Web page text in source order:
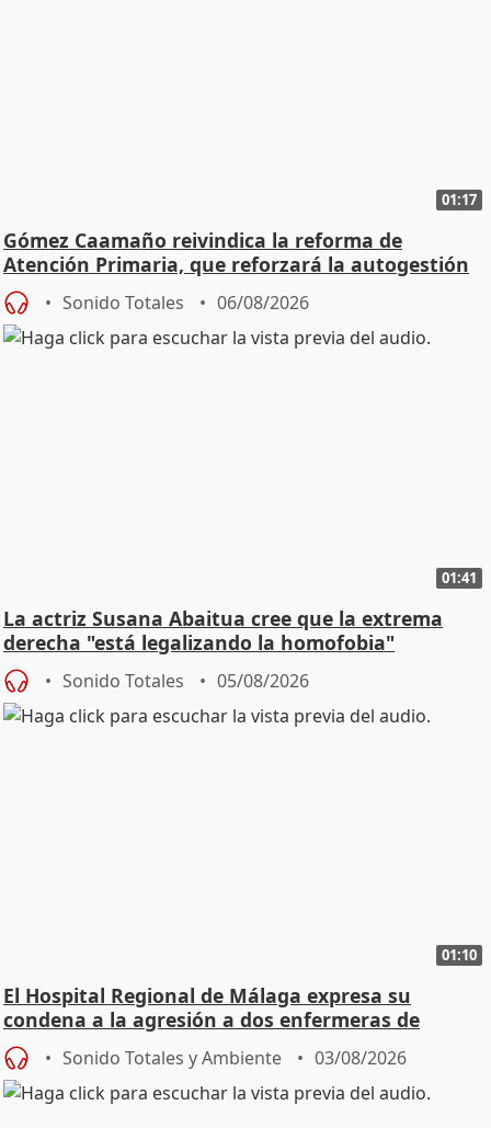
01:17
Gómez Caamaño reivindica la reforma de
Atención Primaria, que reforzará la autogestión
Sonido Totales 06/08/2026
01:41
La actriz Susana Abaitua cree que la extrema
derecha "está legalizando la homofobia"
Sonido Totales 05/08/2026
01:10
El Hospital Regional de Málaga expresa su
condena a la agresión a dos enfermeras de
Urgencias
Sonido Totales y Ambiente 03/08/2026